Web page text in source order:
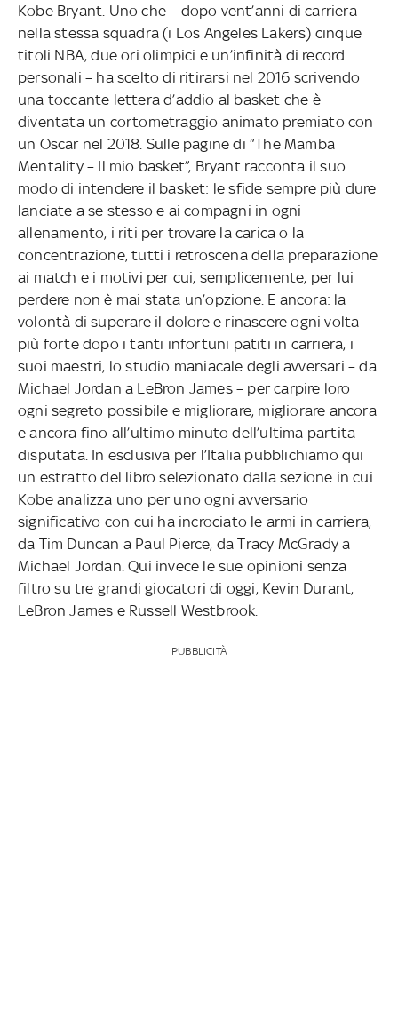
Kobe Bryant. Uno che – dopo vent’anni di carriera
nella stessa squadra (i Los Angeles Lakers) cinque
titoli NBA, due ori olimpici e un’infinità di record
personali – ha scelto di ritirarsi nel 2016 scrivendo
una toccante lettera d’addio al basket che è
diventata un cortometraggio animato premiato con
un Oscar nel 2018. Sulle pagine di “The Mamba
Mentality – Il mio basket”, Bryant racconta il suo
modo di intendere il basket: le sfide sempre più dure
lanciate a se stesso e ai compagni in ogni
allenamento, i riti per trovare la carica o la
concentrazione, tutti i retroscena della preparazione
ai match e i motivi per cui, semplicemente, per lui
perdere non è mai stata un’opzione. E ancora: la
volontà di superare il dolore e rinascere ogni volta
più forte dopo i tanti infortuni patiti in carriera, i
suoi maestri, lo studio maniacale degli avversari – da
Michael Jordan a LeBron James – per carpire loro
ogni segreto possibile e migliorare, migliorare ancora
e ancora fino all’ultimo minuto dell’ultima partita
disputata. In esclusiva per l’Italia pubblichiamo qui
un estratto del libro selezionato dalla sezione in cui
Kobe analizza uno per uno ogni avversario
significativo con cui ha incrociato le armi in carriera,
da Tim Duncan a Paul Pierce, da Tracy McGrady a
Michael Jordan. Qui invece le sue opinioni senza
filtro su tre grandi giocatori di oggi, Kevin Durant,
LeBron James e Russell Westbrook.
PUBBLICITÀ